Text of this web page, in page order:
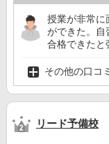
授業が非常に
ができた。自
合格できたと
その他の口コ
リード予備校